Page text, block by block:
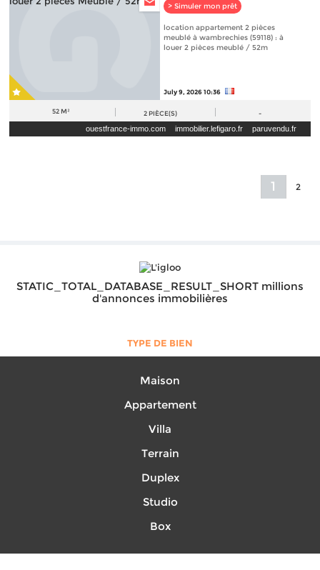
> Simuler mon prêt
location appartement 2 pièces
meublé à wambrechies (59118) : à
louer 2 pièces meublé / 52m
July 9, 2026 10:36
52 M² 2 PIÈCE(S) -
ouestfrance-immo.com immobilier.lefigaro.fr
paruvendu.fr
1 2
STATIC_TOTAL_DATABASE_RESULT_SHORT millions
d'annonces immobilières
TYPE DE BIEN
Maison
Appartement
Villa
Terrain
Duplex
Studio
Box